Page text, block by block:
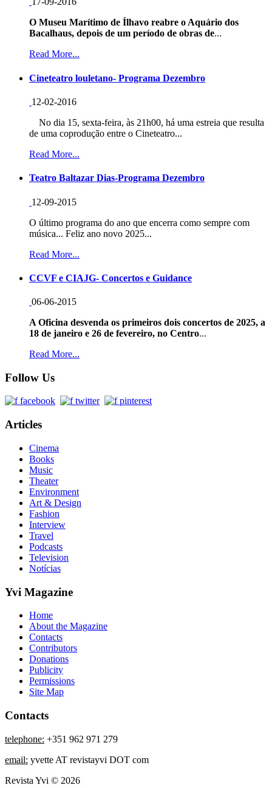
O Museu Marítimo de Ílhavo reabre o Aquário dos
Bacalhaus, depois de um período de obras de...
Read More...
Cineteatro louletano- Programa Dezembro
12-02-2016
No dia 15, sexta-feira, às 21h00, há uma estreia que resulta
de uma coprodução entre o Cineteatro...
Read More...
Teatro Baltazar Dias-Programa Dezembro
12-09-2015
O último programa do ano que encerra como sempre com
música... Feliz ano novo 2025...
Read More...
CCVF e CIAJG- Concertos e Guidance
06-06-2015
A Oficina desvenda os primeiros dois concertos de 2025, a
18 de janeiro e 26 de fevereiro, no Centro...
Read More...
Follow Us
Articles
Cinema
Books
Music
Theater
Environment
Art & Design
Fashion
Interview
Travel
Podcasts
Television
Notícias
Yvi Magazine
Home
About the Magazine
Contacts
Contributors
Donations
Publicity
Permissions
Site Map
Contacts
telephone: +351 962 971 279
email: yvette AT revistayvi DOT com
Revista Yvi © 2026